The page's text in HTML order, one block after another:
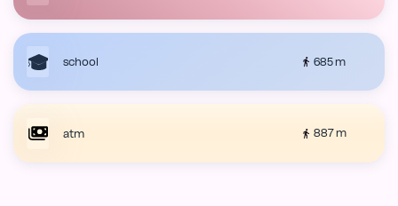
school 685 m
atm 887 m